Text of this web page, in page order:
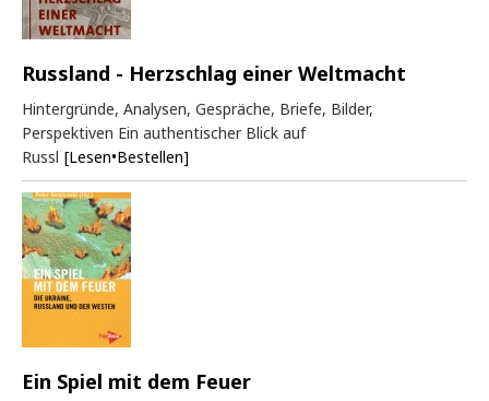
Russland - Herzschlag einer Weltmacht
Hintergründe, Analysen, Gespräche, Briefe, Bilder,
Perspektiven Ein authentischer Blick auf
Russl [Lesen•Bestellen]
Ein Spiel mit dem Feuer